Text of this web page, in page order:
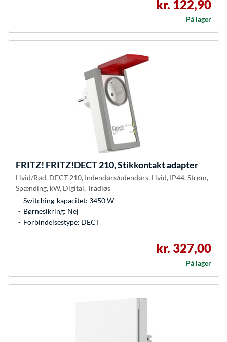
kr. 122,90
På lager
FRITZ! FRITZ!DECT 210, Stikkontakt adapter
Hvid/Rød, DECT 210, Indendørs/udendørs, Hvid, IP44, Strøm,
Spænding, kW, Digital, Trådløs
Switching-kapacitet: 3450 W
Børnesikring: Nej
Forbindelsestype: DECT
kr. 327,00
På lager